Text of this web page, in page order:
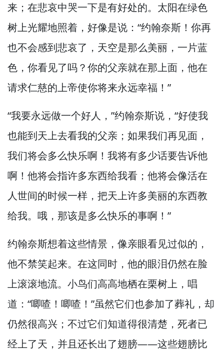
来；在悲哀中哭一下是有好处的。 太阳在绿色
树上光耀地照着， 好像是说：“约翰奈斯！ 你再
也不会感到悲哀了， 天空是那么美丽， 一片蓝
色， 你看见了吗？你的父亲就在那上面， 他在
请求仁慈的上帝使你将来永远幸福！”
“我要永远做一个好人，”约翰奈斯说， “好使我
也能到天上去看我的父亲；如果我们再见面，
我们将会多么快乐啊！ 我将有多少话要告诉他
啊！ 他将会指许多东西给我看；他将会像活在
人世间的时候一样， 把天上许多美丽的东西教
给我。 哦， 那该是多么快乐的事啊！”
约翰奈斯想着这些情景， 像亲眼看见过似的，
他不禁笑起来。 在这同时， 他的眼泪仍然在脸
上滚滚地流。 小鸟们高高地栖在栗树上， 唱
道：“唧喳！ 唧喳！”虽然它们也参加了葬礼， 却
仍然很高兴；不过它们知道得很清楚， 死者已
经上了天， 并且还长出了翅膀——这些翅膀比